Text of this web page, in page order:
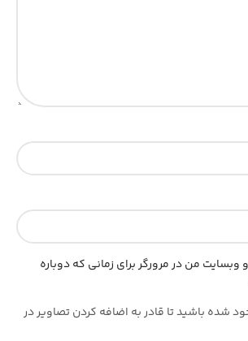
وبسایت من در مرورگر برای زمانی که دوباره
شده باشید تا قادر به اضافه کردن تصاویر در